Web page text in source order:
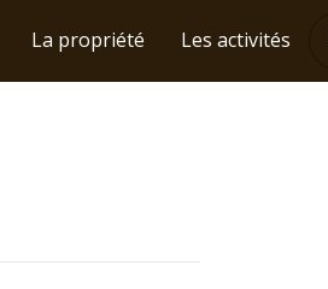
La propriété Les activités